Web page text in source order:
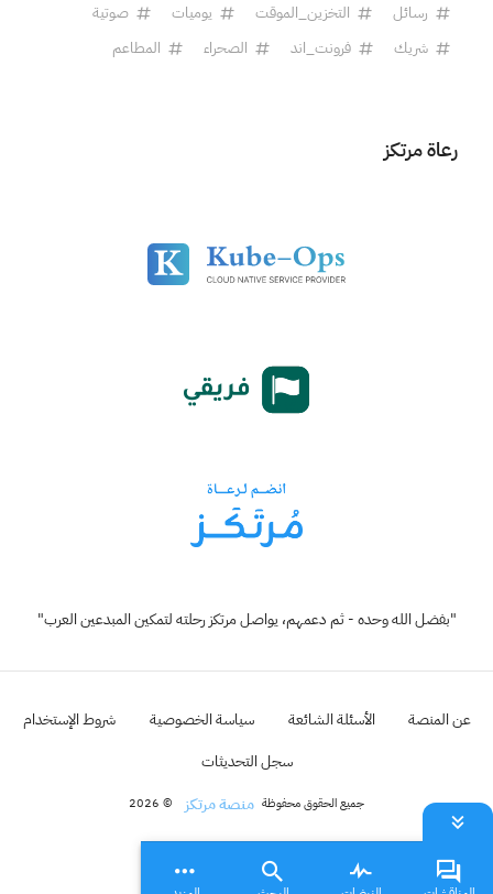
رسائل التخزين_الموقت يوميات
صوتية
شريك
فرونت_اند الصحراء المطاعم
رعاة مرتكز
"بفضل الله وحده - ثم دعمهم، يواصل مرتكز رحلته لتمكين المبدعين العرب"
عن المنصة الأسئلة الشائعة سياسة الخصوصية
شروط الإستخدام
سجل التحديثات
جميع الحقوق محفوظة منصة مرتكز © 2026